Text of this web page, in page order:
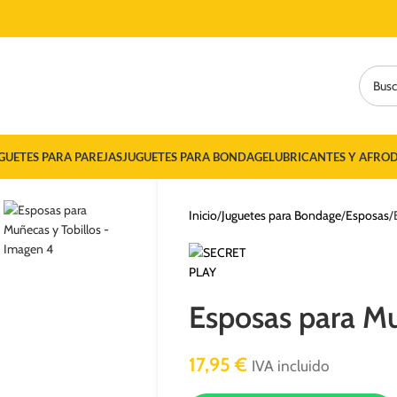
PARA PAREJASJUGUETES PARA BONDAGELUBRICANTES Y
Inicio Juguetes para Bondage Esposas
Esposas para
17,95€ IVA incluido